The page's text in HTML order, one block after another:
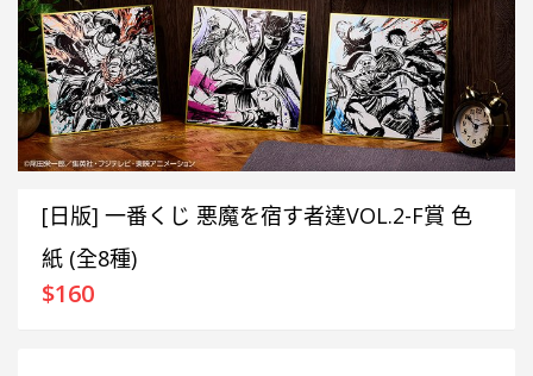
[日版] 一番くじ 悪魔を宿す者達VOL.2-F賞 色
紙 (全8種)
$160